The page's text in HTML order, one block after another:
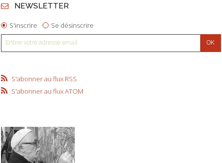
NEWSLETTER
S'inscrire Se désinscrire
S'abonner au flux RSS
S'abonner au flux ATOM